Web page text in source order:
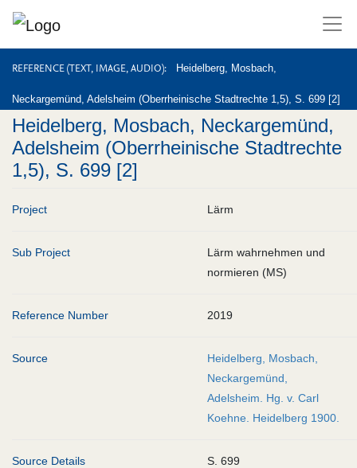
REFERENCE (TEXT, IMAGE, AUDIO) Heidelberg, Mosbach,
Neckargemünd, Adelsheim (Oberrheinische Stadtrechte 1,5), S. 699 [2]
REFERENCE (TEXT, IMAGE, AUDIO)
Heidelberg, Mosbach, Neckargemünd,
Adelsheim (Oberrheinische Stadtrechte
1,5), S. 699 [2]
Project Lärm
Sub Project
Lärm wahrnehmen und
normieren (MS)
Reference Number 2019
Source
Heidelberg, Mosbach,
Neckargemünd,
Adelsheim. Hg. v. Carl
Koehne. Heidelberg 1900.
Source Details S. 699